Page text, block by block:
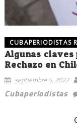
CUBAPERIODISTAS
Algunas
Rechazo en
septiembre 5, 2022
Cubaperiodistas